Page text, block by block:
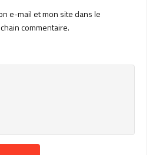
e-mail et mon site dans le
commentaire.